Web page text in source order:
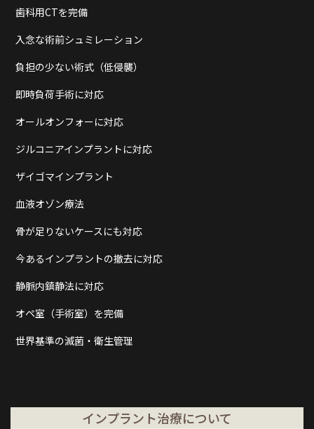
歯科用CTを完備
入念な術前シュミレーション
負担の少ない術式（低侵襲）
即時負荷手術に対応
オールオンフォーに対応
ジルコニアインプラントに対応
ザイゴマインプラント
血液オゾン療法
骨が足りないケースにも対応
今あるインプラントの撤去に対応
静脈内鎮静法に対応
オペ室（手術室）を完備
世界基準の滅菌・衛生管理
インプラント治療について